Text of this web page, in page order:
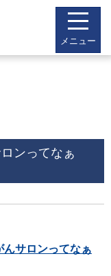
メニュー
ンってなぁ
んサロンってなぁ